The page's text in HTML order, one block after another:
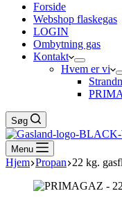
Forside
Webshop flaskegas
LOGIN
Ombytning gas
Kontakt
Hvem er vi
Søg
Menu
Hjem Propan 22 kg.